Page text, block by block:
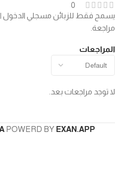
0
المراجعات
لا توجد مراجعات بعد.
يسمح فقط للزبائن مسجلي الدخول
مراجعة.
POWERD BY EXAN.APP